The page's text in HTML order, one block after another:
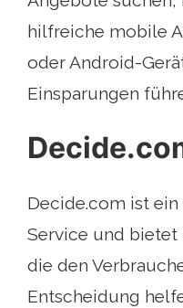
hilfreiche mobile
oder Android-
Einsparungen
Decide.com ist
Service und
die den
Entscheidung